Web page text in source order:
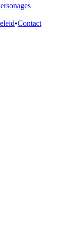
•Contact